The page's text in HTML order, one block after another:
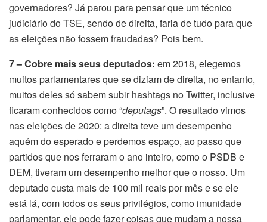
governadores? Já parou para pensar que um técnico
judiciário do TSE, sendo de direita, faria de tudo para que
as eleições não fossem fraudadas? Pois bem.
7 – Cobre mais seus deputados: em 2018, elegemos
muitos parlamentares que se diziam de direita, no entanto,
muitos deles só sabem subir hashtags no Twitter, inclusive
ficaram conhecidos como “deputags”. O resultado vimos
nas eleições de 2020: a direita teve um desempenho
aquém do esperado e perdemos espaço, ao passo que
partidos que nos ferraram o ano inteiro, como o PSDB e
DEM, tiveram um desempenho melhor que o nosso. Um
deputado custa mais de 100 mil reais por mês e se ele
está lá, com todos os seus privilégios, como imunidade
parlamentar, ele pode fazer coisas que mudam a nossa